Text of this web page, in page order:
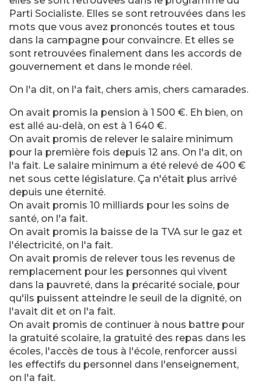
Parti Socialiste. Elles se sont retrouvées dans les
mots que vous avez prononcés toutes et tous
dans la campagne pour convaincre. Et elles se
sont retrouvées finalement dans les accords de
gouvernement et dans le monde réel.
On l'a dit, on l'a fait, chers amis, chers camarades.
On avait promis la pension à 1 500 €. Eh bien, on
est allé au-delà, on est à 1 640 €.
On avait promis de relever le salaire minimum
pour la première fois depuis 12 ans. On l'a dit, on
l'a fait. Le salaire minimum a été relevé de 400 €
net sous cette législature. Ça n'était plus arrivé
depuis une éternité.
On avait promis 10 milliards pour les soins de
santé, on l'a fait.
On avait promis la baisse de la TVA sur le gaz et
l'électricité, on l'a fait.
On avait promis de relever tous les revenus de
remplacement pour les personnes qui vivent
dans la pauvreté, dans la précarité sociale, pour
qu'ils puissent atteindre le seuil de la dignité, on
l'avait dit et on l'a fait.
On avait promis de continuer à nous battre pour
la gratuité scolaire, la gratuité des repas dans les
écoles, l'accès de tous à l'école, renforcer aussi
les effectifs du personnel dans l'enseignement,
on l'a fait.